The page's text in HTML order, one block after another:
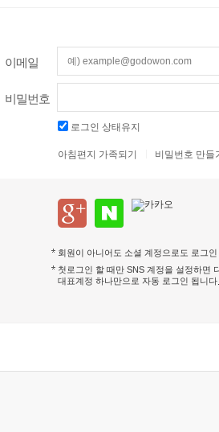
이메일
비밀번호
로그인 상태유지
아침편지 가족되기 비밀번호 만들
회원이 아니어도 소셜 계정으로도 로그인
첫로그인 할 때만 SNS 계정을 설정하면
대표계정 하나만으로 자동 로그인 됩니다